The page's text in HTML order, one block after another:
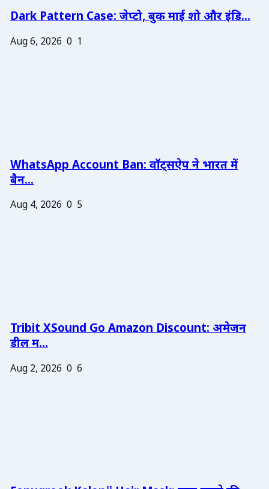
Dark Pattern Case: जेप्टो, बुक माई शो और इंडि...
Aug 6, 2026 0 1
WhatsApp Account Ban: वॉट्सऐप ने भारत में
बैन...
Aug 4, 2026 0 5
Tribit XSound Go Amazon Discount: अमेजन
डील म...
Aug 2, 2026 0 6